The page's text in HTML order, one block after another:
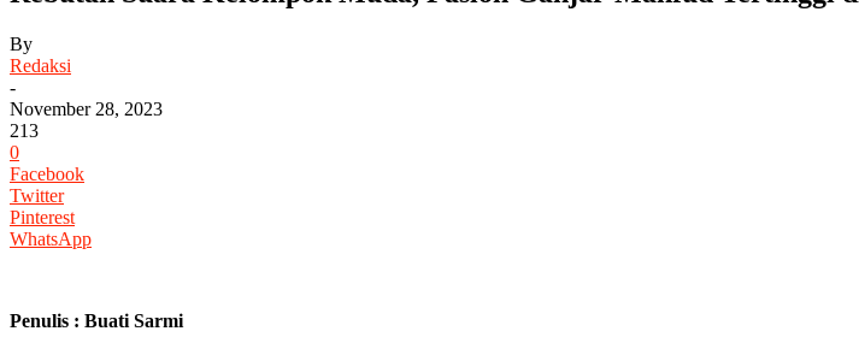
By
Redaksi
-
November 28, 2023
213
0
Facebook
Twitter
Pinterest
WhatsApp
Penulis : Buati Sarmi